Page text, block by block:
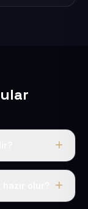
Bu bedele alan